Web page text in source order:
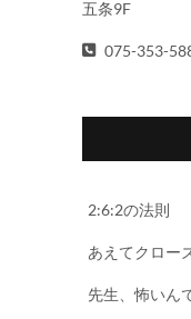
五条9F
075-353-
2:6:2の法則
あえてクロー
先生、怖いん